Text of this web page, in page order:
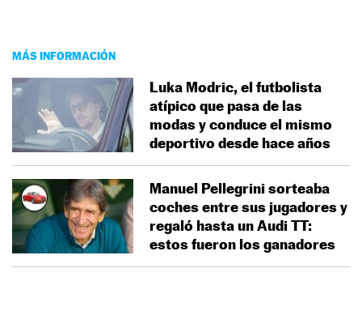
MÁS INFORMACIÓN
Luka Modric, el futbolista
atípico que pasa de las
modas y conduce el mismo
deportivo desde hace años
Manuel Pellegrini sorteaba
coches entre sus jugadores y
regaló hasta un Audi TT:
estos fueron los ganadores